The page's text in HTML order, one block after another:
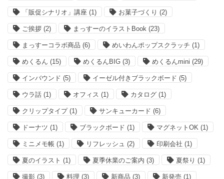
「販促シナリオ」講座 (1) お菓子づくり (2)
ご挨拶 (2) まっすーのイラストBook (23)
まっすーコラボ商品 (6) めいわんポップスクラッチ (1)
めくるん (15) めくるんBIG (3) めくるんmini (29)
インバウンド (5) イーゼル付きブラックボード (5)
ウラ話 (1) オフィス (1) カタログ (1)
クリップタイプ(1) サンキューカード (6)
ドーナツ (1) ブラックボード (1) マグネットOK (1)
ミニメモ帳 (1) リフレッシュ (2) 印刷会社 (1)
夏のイラスト (1) 夏季休業のご案内 (3) 夏祭り (1)
撮影 (3) 料理 (3) 新商品 (3) 新発売 (1)